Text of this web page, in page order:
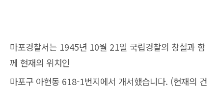
마포경찰서는 1945년 10월 21일 국립경찰의 창설과 함
께 현재의 위치인
마포구 아현동 618-1번지에서 개서했습니다. (현재의 건